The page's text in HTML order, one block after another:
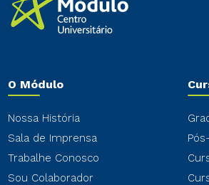
O Módulo
Nossa História
Sala de Imprensa
Trabalhe Conosco
Sou Colaborador